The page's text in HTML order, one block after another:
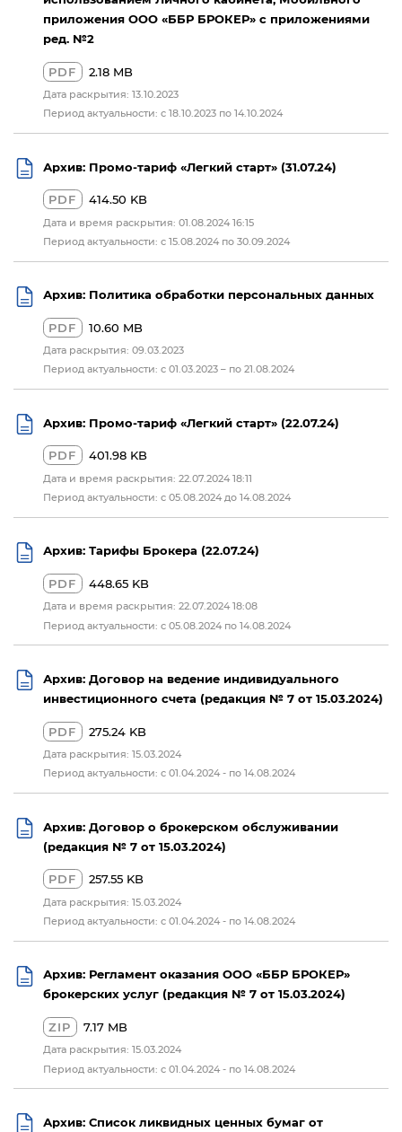
приложения ООО «ББР БРОКЕР» с приложениями
ред. №2
PDF 2.18 MB
Дата раскрытия: 13.10.2023
Период актуальности: с 18.10.2023 по 14.10.2024
Архив: Промо-тариф «Легкий старт» (31.07.24)
PDF 414.50 KB
Дата и время раскрытия: 01.08.2024 16:15
Период актуальности: с 15.08.2024 по 30.09.2024
Архив: Политика обработки персональных данных
PDF 10.60 MB
Дата раскрытия: 09.03.2023
Период актуальности: с 01.03.2023 – по 21.08.2024
Архив: Промо-тариф «Легкий старт» (22.07.24)
PDF 401.98 KB
Дата и время раскрытия: 22.07.2024 18:11
Период актуальности: с 05.08.2024 до 14.08.2024
Архив: Тарифы Брокера (22.07.24)
PDF 448.65 KB
Дата и время раскрытия: 22.07.2024 18:08
Период актуальности: с 05.08.2024 по 14.08.2024
Архив: Договор на ведение индивидуального
инвестиционного счета (редакция № 7 от 15.03.2024)
PDF 275.24 KB
Дата раскрытия: 15.03.2024
Период актуальности: с 01.04.2024 - по 14.08.2024
Архив: Договор о брокерском обслуживании
(редакция № 7 от 15.03.2024)
PDF 257.55 KB
Дата раскрытия: 15.03.2024
Период актуальности: с 01.04.2024 - по 14.08.2024
Архив: Регламент оказания ООО «ББР БРОКЕР»
брокерских услуг (редакция № 7 от 15.03.2024)
ZIP 7.17 MB
Дата раскрытия: 15.03.2024
Период актуальности: с 01.04.2024 - по 14.08.2024
Архив: Список ликвидных ценных бумаг от